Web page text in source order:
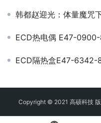
韩都赵迎光：体量魔咒
ECD热电偶 E47-
ECD隔热盒E47-6342-
Copyright © 2021 高硕科技